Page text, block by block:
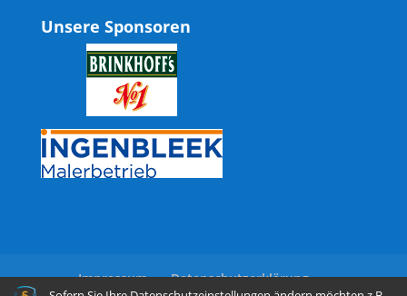
Unsere Sponsoren
Impressum Datenschutzerklärung